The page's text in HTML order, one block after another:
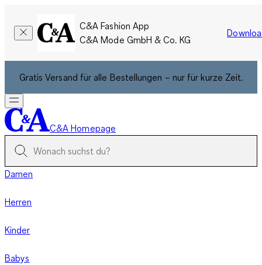
C&A Fashion App
C&A Mode GmbH & Co. KG
Gratis Versand für alle Bestellungen – nur für kurze Zeit.
C&A Homepage
Damen
Herren
Kinder
Babys